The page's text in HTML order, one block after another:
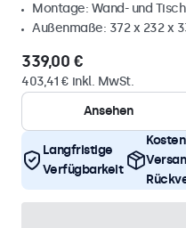
Montage: Wand- und
Außenmaße: 372 x 232 x
339,00 €
403,41 € inkl. MwSt.
Ansehen
Langfristige
Verfügbarkeit